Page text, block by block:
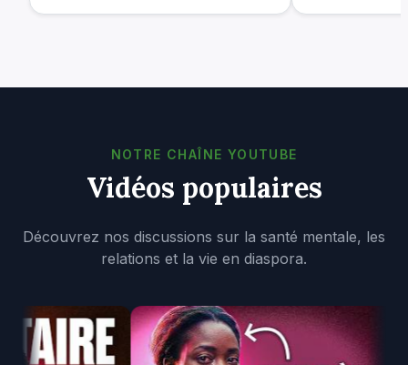
NOTRE CHAÎNE YOUTUBE
Vidéos populaires
Découvrez nos discussions sur la santé mentale, les
relations et la vie en diaspora.